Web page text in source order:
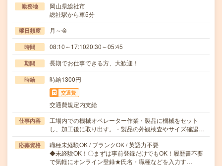
勤務地
岡山県総社市
総社駅から車5分
曜日頻度 月～金
時間 08:10～17:1020:30～05:45
期間 長期でお仕事できる方、大歓迎！
時給 時給1300円
交通費
交通費規定内支給
仕事内容
工場内での機械オペレーター作業・製品に機械をセット
し、加工後に取り出す。・製品の外観検査やサイズ確認…
応募資格
職種未経験OK / ブランクOK / 英語力不要
◆未経験OK！〇まずは事前登録だけでもOK！履歴書不要
で気軽にオンライン登録★氏名・職種などを入力す…